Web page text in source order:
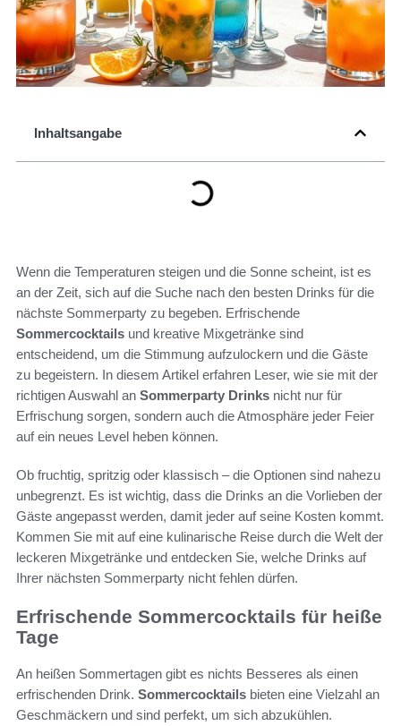
Inhaltsangabe
Wenn die Temperaturen steigen und die Sonne scheint, ist es
an der Zeit, sich auf die Suche nach den besten Drinks für die
nächste Sommerparty zu begeben. Erfrischende
Sommercocktails und kreative Mixgetränke sind
entscheidend, um die Stimmung aufzulockern und die Gäste
zu begeistern. In diesem Artikel erfahren Leser, wie sie mit der
richtigen Auswahl an Sommerparty Drinks nicht nur für
Erfrischung sorgen, sondern auch die Atmosphäre jeder Feier
auf ein neues Level heben können.
Ob fruchtig, spritzig oder klassisch – die Optionen sind nahezu
unbegrenzt. Es ist wichtig, dass die Drinks an die Vorlieben der
Gäste angepasst werden, damit jeder auf seine Kosten kommt.
Kommen Sie mit auf eine kulinarische Reise durch die Welt der
leckeren Mixgetränke und entdecken Sie, welche Drinks auf
Ihrer nächsten Sommerparty nicht fehlen dürfen.
Erfrischende Sommercocktails für heiße
Tage
An heißen Sommertagen gibt es nichts Besseres als einen
erfrischenden Drink. Sommercocktails bieten eine Vielzahl an
Geschmäckern und sind perfekt, um sich abzukühlen.